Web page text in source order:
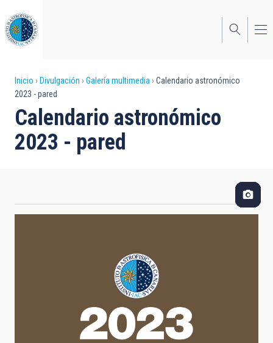
al
contenido
principal
Sobrescribir
enlaces
de
ayuda
navegación
Inicio Divulgación Galería multimedia
Calendario astronómico
2023 - pared
Calendario astronómico
2023 - pared